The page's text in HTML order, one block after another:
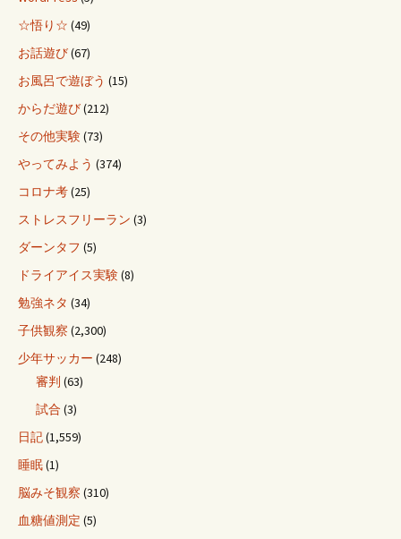
☆悟り☆ (49)
お話遊び(67)
お風呂で遊ぼう (15)
からだ遊び(212)
その他実験(73)
やってみよう (374)
コロナ考(25)
ストレスフリーラン (3)
ダーンタフ (5)
ドライアイス実験(8)
勉強ネタ (34)
子供観察 (2,300)
少年サッカー (248)
審判 (63)
試合 (3)
日記(1,559)
睡眠(1)
脳みそ観察 (310)
血糖値測定 (5)